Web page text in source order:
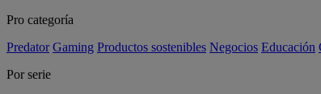
Pro categoría
Predator Gaming Productos sostenibles Negocios Educación
Por serie